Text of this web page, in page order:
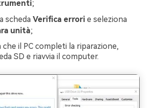
;
scheda Verifica errori e seleziona
unità;
che il PC completi la riparazione,
SD e riavvia il computer.